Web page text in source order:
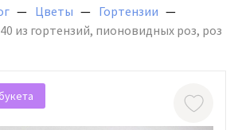
Цветы
Гортензии
из гортензий, пионовидных роз, роз